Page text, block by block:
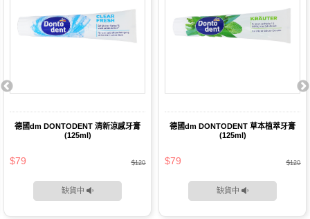
德國dm DONTODENT 清新涼感牙膏
(125ml)
$79 $120
缺貨中
德國dm DONTODENT 草本植萃牙膏
(125ml)
$79 $120
缺貨中